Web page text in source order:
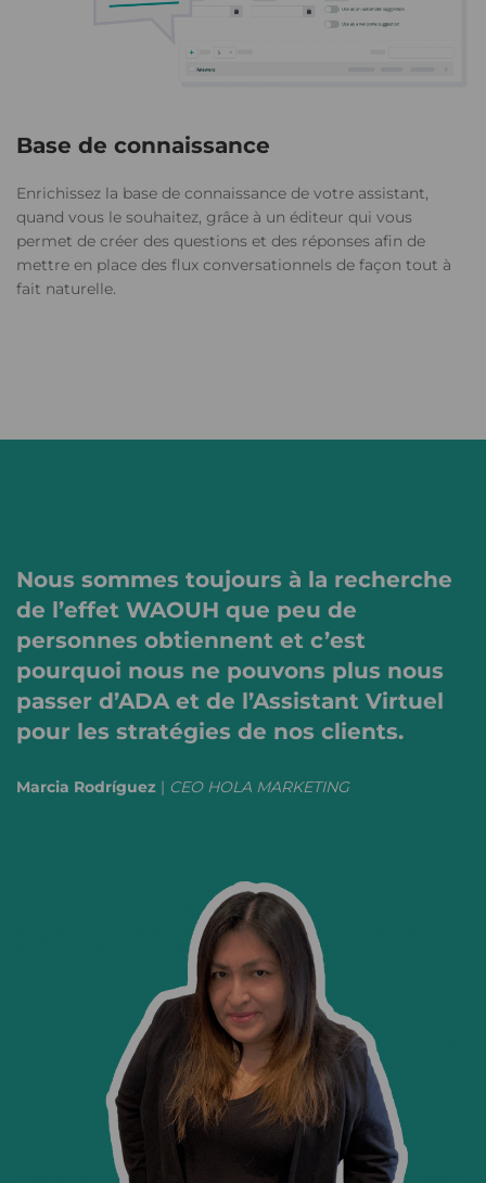
Base de connaissance
Enrichissez la base de connaissance de votre assistant,
quand vous le souhaitez, grâce à un éditeur qui vous
permet de créer des questions et des réponses afin de
mettre en place des flux conversationnels de façon tout à
fait naturelle.
Nous sommes toujours à la recherche
de l’effet WAOUH que peu de
personnes obtiennent et c’est
pourquoi nous ne pouvons plus nous
passer d’ADA et de l’Assistant Virtuel
pour les stratégies de nos clients.
Marcia Rodríguez | CEO HOLA MARKETING